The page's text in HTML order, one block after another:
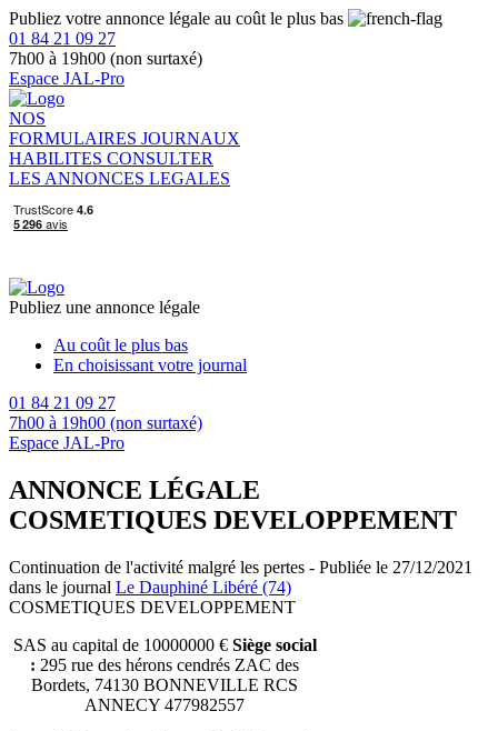
Publiez votre annonce légale au coût le plus bas
01 84 21 09 27
7h00 à 19h00 (non surtaxé)
Espace JAL-Pro
NOS
FORMULAIRES JOURNAUX
HABILITES CONSULTER
LES ANNONCES LEGALES
Publiez une annonce légale
Au coût le plus bas
En choisissant votre journal
01 84 21 09 27
7h00 à 19h00 (non surtaxé)
Espace JAL-Pro
ANNONCE LÉGALE
COSMETIQUES DEVELOPPEMENT
Continuation de l'activité malgré les pertes - Publiée le 27/12/2021
dans le journal Le Dauphiné Libéré (74)
COSMETIQUES DEVELOPPEMENT
SAS au capital de 10000000 € Siège social
: 295 rue des hérons cendrés ZAC des
Bordets, 74130 BONNEVILLE RCS
ANNECY 477982557